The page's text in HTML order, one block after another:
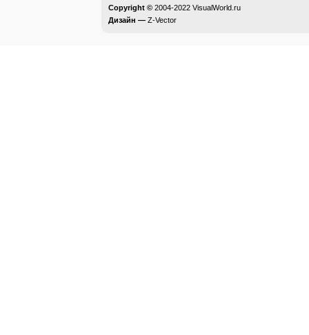
Copyright © 2004-2022 VisualWorld.ru
Дизайн — Z-Vector